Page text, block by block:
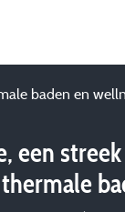
baden en
een
thermale